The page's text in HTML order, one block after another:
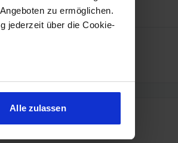
zu ermöglichen.
jederzeit über die Cookie-
können
Präferenzen im
Alle zulassen